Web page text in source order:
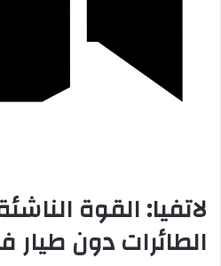
لاتفيا: القوة
الطائرات دون طيار